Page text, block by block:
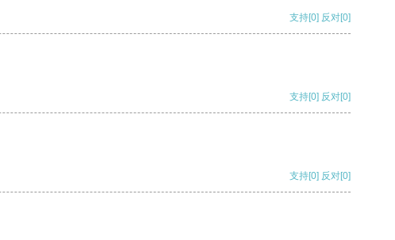
支持[0] 反对[0]
支持[0] 反对[0]
支持[0] 反对[0]